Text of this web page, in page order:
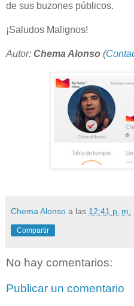
de sus buzones públicos.
¡Saludos Malignos!
Autor: Chema Alonso (
Chema Alonso a las 12:41 p. m.
Compartir
No hay comentarios:
Publicar un comentario